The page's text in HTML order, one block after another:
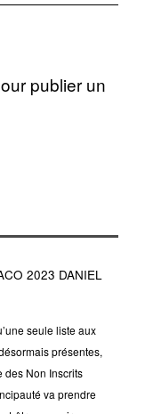
publier un
2023 DANIEL
seule liste aux
présentes,
des Non Inscrits
va prendre